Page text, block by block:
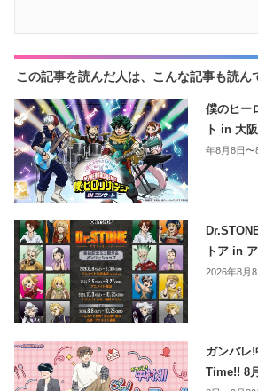
この記事を読んだ人は、こんな記事も読ん
僕のヒー
ト in 大
年8月8日〜
トア in
2026年8月
ガンバレ
Time!! 8